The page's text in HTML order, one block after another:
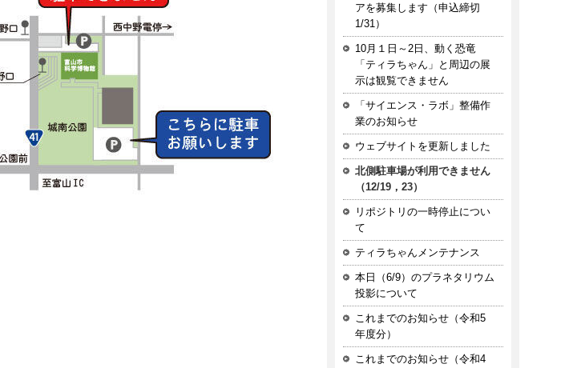
アを募集します（申込締切
1/31）
10月１日～2日、動く恐竜
「ティラちゃん」と周辺の展
示は観覧できません
「サイエンス・ラボ」整備作
業のお知らせ
ウェブサイトを更新しました
北側駐車場が利用できません
（12/19，23）
リポジトリの一時停止につい
て
ティラちゃんメンテナンス
本日（6/9）のプラネタリウム
投影について
これまでのお知らせ（令和5
年度分）
これまでのお知らせ（令和4